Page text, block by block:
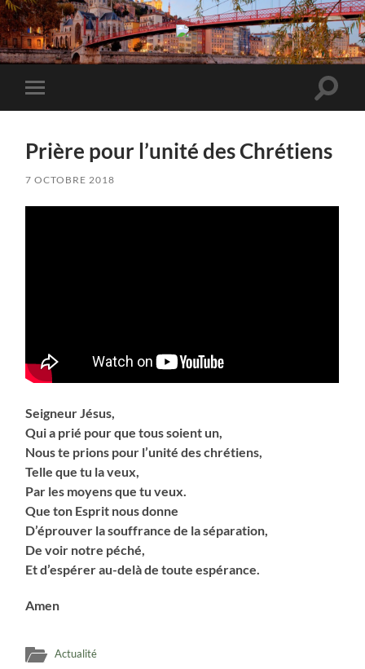
Forum
Chétien
Francophone
Toggle
mobile
Toggle
Prière pour l’unité des Chrétiens
7 OCTOBRE 2018
Seigneur Jésus,
Qui a prié pour que tous soient un,
Nous te prions pour l’unité des chrétiens,
Telle que tu la veux,
Par les moyens que tu veux.
Que ton Esprit nous donne
D’éprouver la souffrance de la séparation,
De voir notre péché,
Et d’espérer au-delà de toute espérance.
Amen
Actualité